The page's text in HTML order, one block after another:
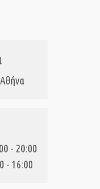
- 20:00
- 16:00